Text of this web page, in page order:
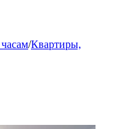
/Квартиры,